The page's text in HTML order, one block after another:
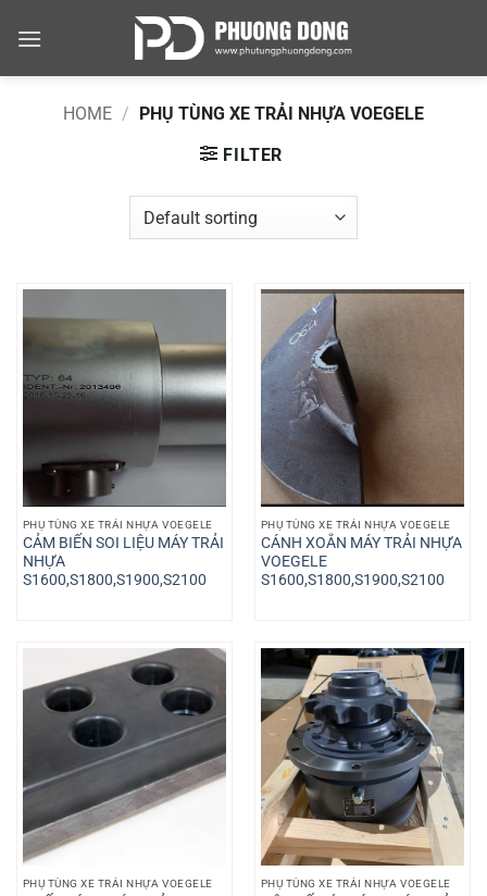
HOME / PHỤ TÙNG XE TRẢI NHỰA VOEGELE
FILTER
PHỤ TÙNG XE TRẢI NHỰA VOEGELE
CẢM BIẾN SOI LIỆU MÁY TRẢI
NHỰA
S1600,S1800,S1900,S2100
PHỤ TÙNG XE TRẢI NHỰA VOEGELE
CÁNH XOẮN MÁY TRẢI NHỰA
VOEGELE
S1600,S1800,S1900,S2100
PHỤ TÙNG XE TRẢI NHỰA VOEGELE PHỤ TÙNG XE TRẢI NHỰA VOEGELE